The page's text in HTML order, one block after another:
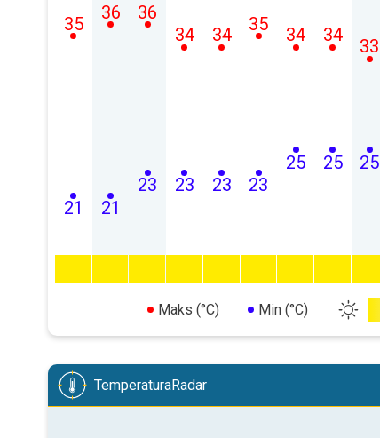
21
35
21
36
23
36
23
34
23
34
23
35
25
34
25
34
25
33
Maks (°C) Min (°C)
TemperaturaRadar